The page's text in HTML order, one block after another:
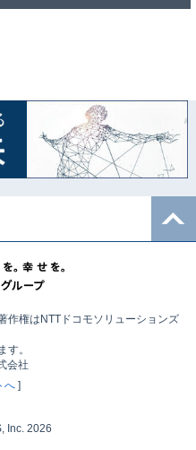
作権はNTTドコモソリューションズ
す。
会社
へ]
Inc. 2026